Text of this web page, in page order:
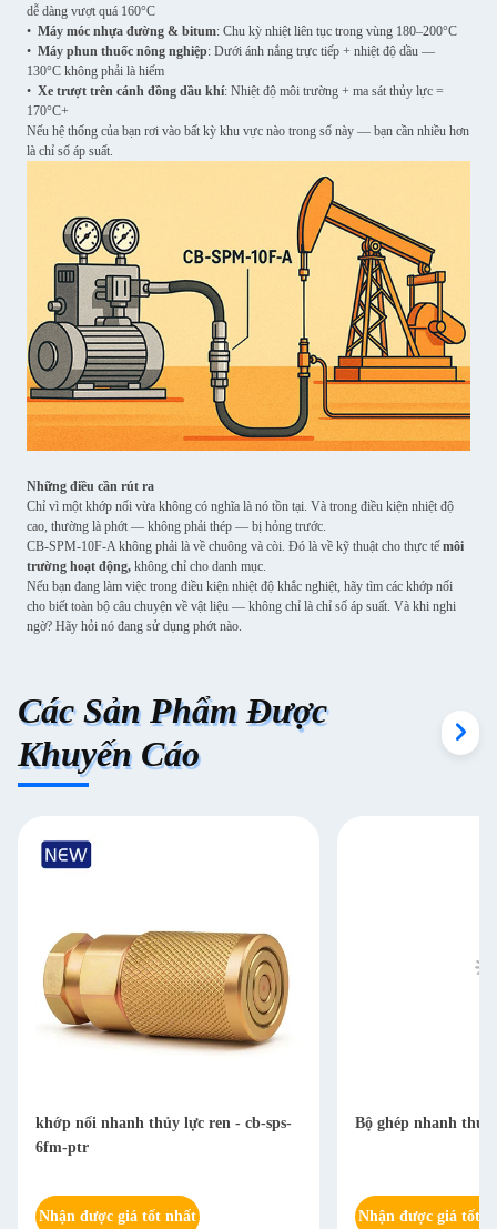
dễ dàng vượt quá 160°C
• Máy móc nhựa đường & bitum: Chu kỳ nhiệt liên tục trong vùng 180–200°C
• Máy phun thuốc nông nghiệp: Dưới ánh nắng trực tiếp + nhiệt độ dầu —
130°C không phải là hiếm
• Xe trượt trên cánh đồng dầu khí: Nhiệt độ môi trường + ma sát thủy lực =
170°C+
Nếu hệ thống của bạn rơi vào bất kỳ khu vực nào trong số này — bạn cần nhiều hơn
là chỉ số áp suất.
Những điều cần rút ra
Chỉ vì một khớp nối vừa không có nghĩa là nó tồn tại. Và trong điều kiện nhiệt độ
cao, thường là phớt — không phải thép — bị hỏng trước.
CB-SPM-10F-A không phải là về chuông và còi. Đó là về kỹ thuật cho thực tếmôi
trường hoạt động, không chỉ cho danh mục.
Nếu bạn đang làm việc trong điều kiện nhiệt độ khắc nghiệt, hãy tìm các khớp nối
cho biết toàn bộ câu chuyện về vật liệu — không chỉ là chỉ số áp suất. Và khi nghi
ngờ? Hãy hỏi nó đang sử dụng phớt nào.
Các Sản Phẩm Được
Khuyến Cáo
khớp nối nhanh thủy lực ren - cb-sps-
6fm-ptr
Nhận được giá tốt nhất
Bộ ghép nhanh thủy
Nhận được giá tốt